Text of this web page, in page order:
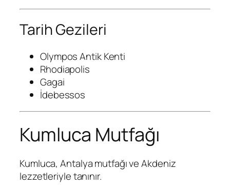
Tarih Gezileri
Olympos Antik Kenti
Rhodiapolis
Gagai
İdebessos
Kumluca Mutfağı
Kumluca, Antalya mutfağı ve Akdeniz
lezzetleriyle tanınır.